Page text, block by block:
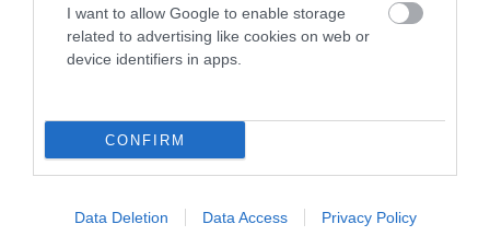
I want to allow Google to enable storage
related to advertising like cookies on web or
device identifiers in apps.
CONFIRM
Data Deletion Data Access Privacy Policy
Στον τελικό του Παγκοσμίου
Ο Αρσένης Κουλούρης πραγματοποίησε πολύ καλή